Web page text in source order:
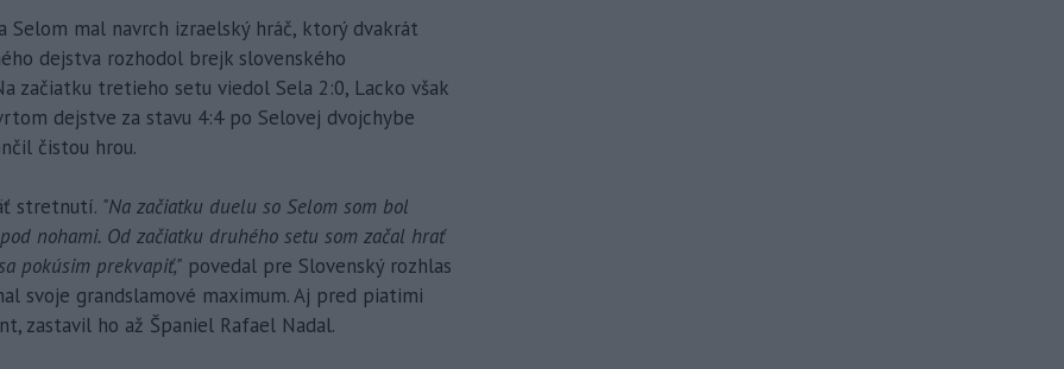
Selom mal navrch izraelský hráč, ktorý dvakrát
dejstva rozhodol brejk slovenského
začiatku tretieho setu viedol Sela 2:0, Lacko však
dejstve za stavu 4:4 po Selovej dvojchybe
čistou hrou.
stretnutí. "Na začiatku duelu so Selom som bol
nohami. Od začiatku druhého setu som začal hrať
pokúsim prekvapiť," povedal pre Slovenský rozhlas
svoje grandslamové maximum. Aj pred piatimi
zastavil ho až Španiel Rafael Nadal.